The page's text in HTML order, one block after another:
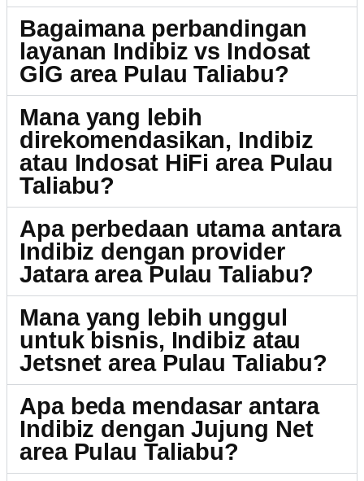
Bagaimana perbandingan
layanan Indibiz vs Indosat
GIG area Pulau Taliabu?
Mana yang lebih
direkomendasikan, Indibiz
atau Indosat HiFi area Pulau
Taliabu?
Apa perbedaan utama antara
Indibiz dengan provider
Jatara area Pulau Taliabu?
Mana yang lebih unggul
untuk bisnis, Indibiz atau
Jetsnet area Pulau Taliabu?
Apa beda mendasar antara
Indibiz dengan Jujung Net
area Pulau Taliabu?